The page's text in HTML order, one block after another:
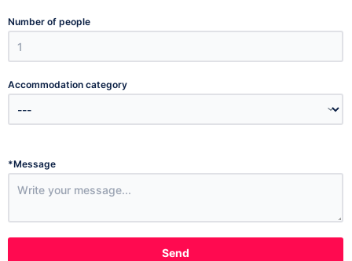
Number of people
Accommodation category
*Message
Send